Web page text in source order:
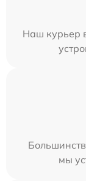
Наш курьер
мы